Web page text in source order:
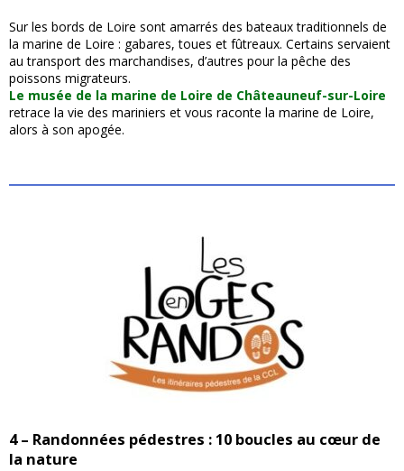
Sur les bords de Loire sont amarrés des bateaux traditionnels de
la marine de Loire : gabares, toues et fûtreaux. Certains servaient
au transport des marchandises, d’autres pour la pêche des
poissons migrateurs.
Le musée de la marine de Loire de Châteauneuf-sur-Loire
retrace la vie des mariniers et vous raconte la marine de Loire,
alors à son apogée.
4 – Randonnées pédestres : 10 boucles au cœur de
la nature